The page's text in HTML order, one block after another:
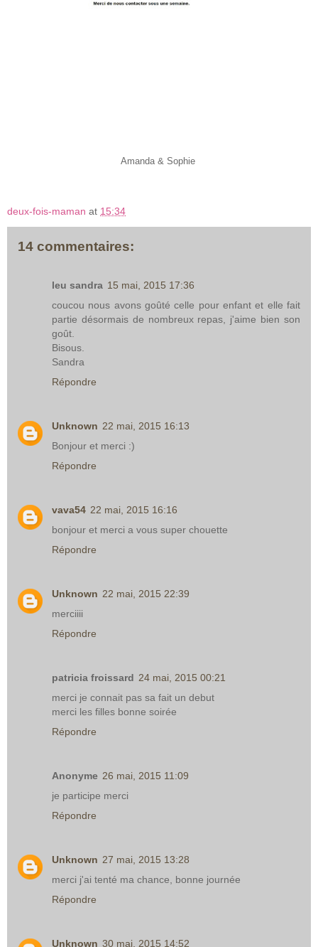
Amanda & Sophie
deux-fois-maman at 15:34
14 commentaires:
leu sandra 15 mai, 2015 17:36
coucou nous avons goûté celle pour enfant et elle fait
partie désormais de nombreux repas, j'aime bien son
goût.
Bisous.
Sandra
Répondre
Unknown 22 mai, 2015 16:13
Bonjour et merci :)
Répondre
vava54 22 mai, 2015 16:16
bonjour et merci a vous super chouette
Répondre
Unknown 22 mai, 2015 22:39
merciiii
Répondre
patricia froissard 24 mai, 2015 00:21
merci je connait pas sa fait un debut
merci les filles bonne soirée
Répondre
Anonyme 26 mai, 2015 11:09
je participe merci
Répondre
Unknown 27 mai, 2015 13:28
merci j'ai tenté ma chance, bonne journée
Répondre
Unknown 30 mai, 2015 14:52